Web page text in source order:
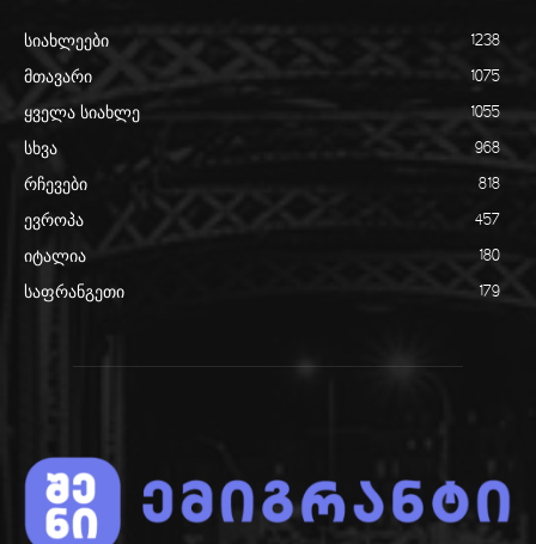
სიახლეები 1238
მთავარი 1075
ყველა სიახლე 1055
სხვა 968
რჩევები 818
ევროპა 457
იტალია 180
საფრანგეთი 179